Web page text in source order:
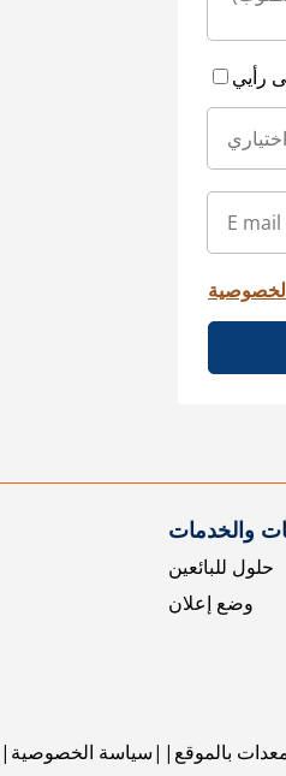
والخدمات
حلول للبائعين
وضع إعلان
سياسة الخصوصية بالموقع